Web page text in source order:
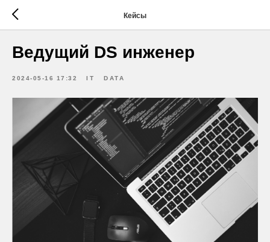
Кейсы
Ведущий DS инженер
2024-05-16 17:32 IT DATA